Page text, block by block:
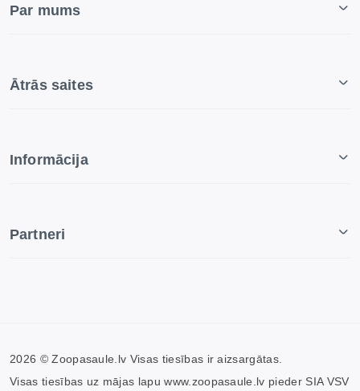
Par mums
Ātrās saites
Informācija
Partneri
2026 © Zoopasaule.lv Visas tiesības ir aizsargātas.
Visas tiesības uz mājas lapu www.zoopasaule.lv pieder SIA VSV